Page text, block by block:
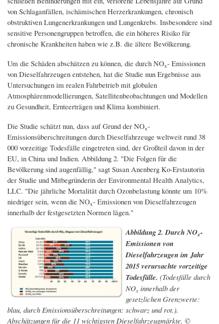
von Schlaganfällen, ischämischen Herzerkrankungen, chronisch
obstruktiven Lungenerkrankungen und Lungenkrebs. Insbesondere sind
sensitive Personengruppen betroffen, die ein höheres Risiko für
chronische Krankheiten haben wie z.B. die ältere Bevölkerung.
Um die Schäden abschätzen zu können, die durch NOx- Emissionen
von Dieselfahrzeugen entstehen, hat die Studie nun Ergebnisse aus
Untersuchungen im realen Fahrbetrieb mit globalen
Atmosphärenmodellierungen, Satellitenbeobachtungen und Modellen
zu Gesundheit, Ernteerträgen und Klima kombiniert.
Die Studie schätzt nun, dass auf Grund der NOx-
Emissionsüberschreitungen durch Dieselfahrzeuge weltweit rund 38
000 vorzeitige Todesfälle eingetreten sind, der Großteil davon in der
EU, in China und Indien. Abbildung 2. "Die Folgen für die
Bevölkerung sind augenfällig," sagt Susan Anenberg Ko-Erstautorin
der Studie und Mitbegründerin der Environmental Health Analytics,
LLC. "Die jährliche Mortalität durch Ozonbelastung könnte um 10 %
niedriger sein, wenn die NOx- Emissionen von Dieselfahrzeugen
innerhalb der festgesetzten Normen lägen."
Abbildung 2. Durch NOx-
Emissionen von
Dieselfahrzeugen im Jahr
2015 verursachte vorzeitige
Todesfälle. (Todesfälle durch
NOxinnerhalb der
gesetzlichen Grenzwerte:
blau, durch Emissionsüberschreitungen: schwarz und rot.).
Abschätzungen für die 11 wichtigsten Dieselfahrzeugmärkte. ©